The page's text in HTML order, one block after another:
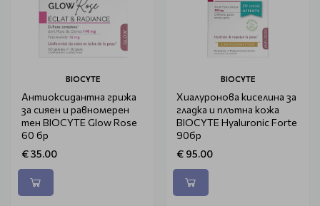
BIOCYTE
Антиоксидантна грижа
за сияен и равномерен
тен BIOCYTE Glow Rose
60 бр
€ 35.00
BIOCYTE
Хиалуронова киселина за
гладка и плътна кожа
BIOCYTE Hyaluronic Forte
90бр
€ 95.00